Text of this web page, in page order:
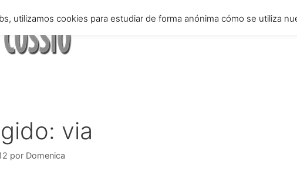
via
por Domenica
utilizamos cookies para estudiar de forma anónima cómo se utiliza